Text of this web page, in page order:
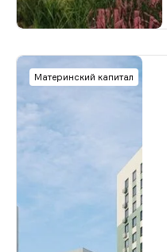
Материнский капитал